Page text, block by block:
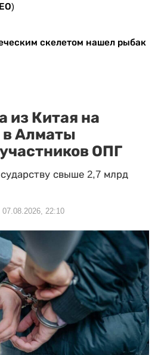
скелетом нашел рыбак
из Китая на
Алматы
ОПГ
свыше 2,7 млрд
07.08.2026, 22:10